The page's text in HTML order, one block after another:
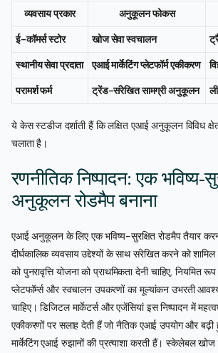
व्यवसाय प्रकार अनुकूलन फोकस
ई-कॉमर्स स्टोर
खोज सेवा स्वचालन
स्थानीय सेवा प्रदाता
एआई मार्केटिंग प्लेटफॉर्म एकीकरण
परामर्श फर्म
ट्रेंड-संरेखित सामग्री अनुकूलन
ये केस स्टडीज दर्शाती हैं कि लक्षित एआई अनुकूलन विविध
चलाता है।
रणनीतिक निष्पादन: एक भविष्य-
अनुकूलन रोडमैप बनाना
एआई अनुकूलन के लिए एक भविष्य-सुरक्षित रोडमैप तैयार
दीर्घकालिक व्यवसाय उद्देश्यों के साथ संरेखित करने को
को पुनरावृत्ति योजना को प्राथमिकता देनी चाहिए, नियमित
प्लेटफॉर्म्स और स्वचालन उपकरणों का मूल्यांकन उभरती
चाहिए। डिजिटल मार्केटर्स और एजेंसियां इस निष्पादन में
एकीकरणों पर सलाह देती हैं जो नैतिक एआई उपयोग और बढ़ी
मार्केटिंग एआई रुझानों की प्रत्याशा करती हैं। स्केलेबल